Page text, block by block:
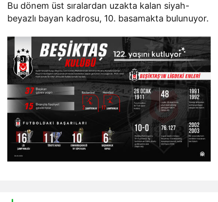
Bu dönem üst sıralardan uzakta kalan siyah-
beyazlı bayan kadrosu, 10. basamakta bulunuyor.